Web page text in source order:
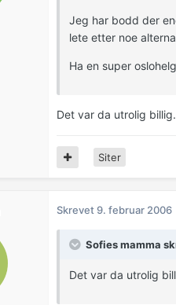
Jeg har bodd der
lete etter noe
Ha en super
Det var da utrolig
Siter
Skrevet9. februar 2006
Sofies mamma
Det var da utrolig